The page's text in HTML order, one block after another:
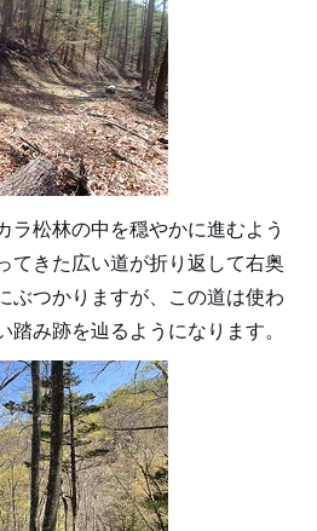
ラ松林の中を穏やかに進むよう
てきた広い道が折り返して右奥
ぶつかりますが、この道は使わ
み跡を辿るようになります。